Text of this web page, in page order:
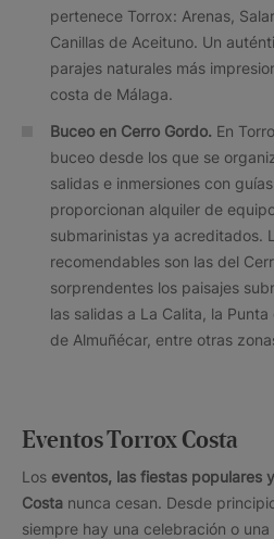
pertenece Torrox: Arenas,
Canillas de Aceituno. Un
parajes naturales más
costa de Málaga.
Buceo en Cerro Gordo. En
buceo desde los que se
salidas e inmersiones con
proporcionan alquiler de
submarinistas ya acreditados.
recomendables son las del
sorprendentes los paisajes
las salidas a La Calita, la
de Almuñécar, entre otras
Eventos Torrox Costa
Los eventos, las fiestas populares
Costa nunca cesan. Desde
siempre hay una celebración o